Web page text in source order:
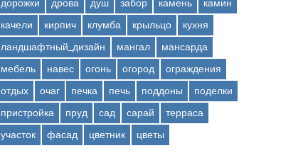
дорожки
дрова душ забор камень
камин
качели
кирпич клумба крыльцо
кухня
ландшафтный_дизайн
мангал
мансарда
мебель
навес огонь огород
ограждения
отдых
очаг печка печь поддоны
поделки
пристройка
пруд сад сарай
терраса
участок
фасад цветник цветы